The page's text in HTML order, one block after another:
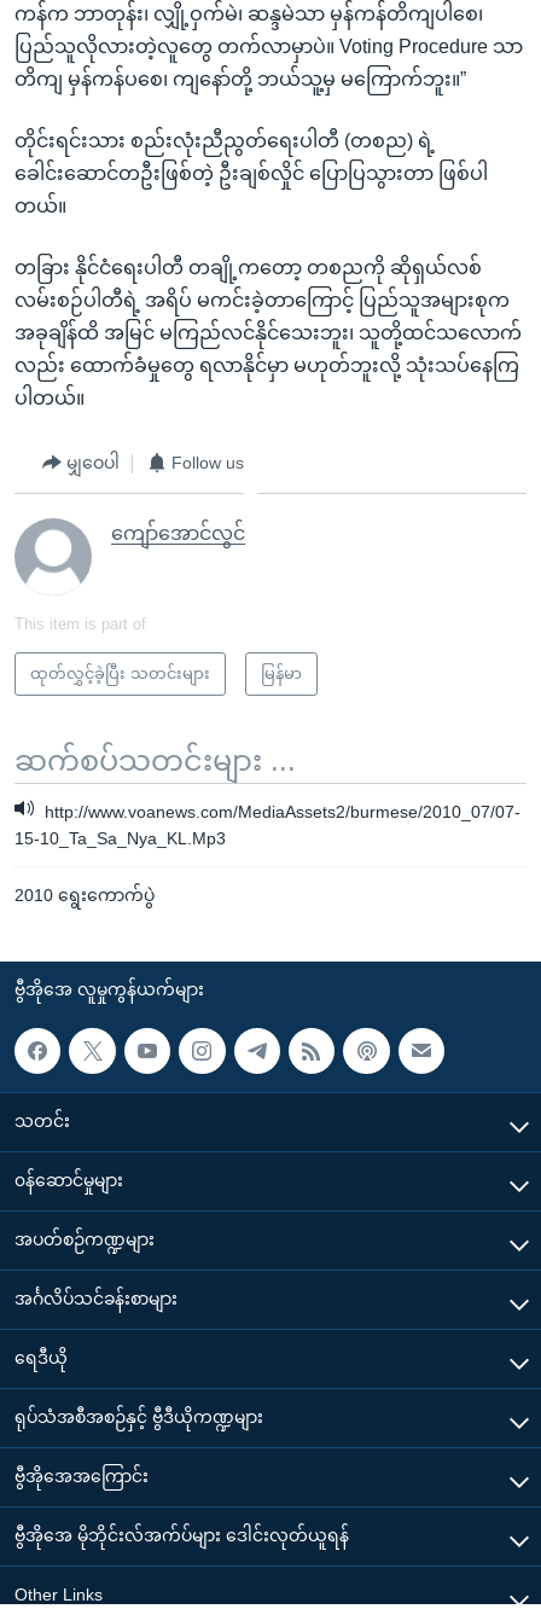
ကန်က ဘာတုန်း၊ လျှို့ဝှက်မဲ၊ ဆန္ဒမဲသာ မှန်ကန်တိကျပါစေ၊
ပြည်သူလိုလားတဲ့လူတွေ တက်လာမှာပဲ။ Voting Procedure သာ
တိကျ မှန်ကန်ပစေ၊ ကျနော်တို့ ဘယ်သူ့မှ မကြောက်ဘူး။”
တိုင်းရင်းသား စည်းလုံးညီညွတ်ရေးပါတီ (တစည) ရဲ့
ခေါင်းဆောင်တဦးဖြစ်တဲ့ ဦးချစ်လှိုင် ပြောပြသွားတာ ဖြစ်ပါ
တယ်။
တခြား နိုင်ငံရေးပါတီ တချို့ကတော့ တစညကို ဆိုရှယ်လစ်
လမ်းစဉ်ပါတီရဲ့ အရိပ် မကင်းခဲ့တာကြောင့် ပြည်သူအများစုက
အခုချိန်ထိ အမြင် မကြည်လင်နိုင်သေးဘူး၊ သူတို့ထင်သလောက်
လည်း ထောက်ခံမှုတွေ ရလာနိုင်မှာ မဟုတ်ဘူးလို့ သုံးသပ်နေကြ
ပါတယ်။
မျှဝေပါ Follow us
ကျော်အောင်လွင်
This item is part of
ထုတ်လွှင့်ခဲ့ပြီး သတင်းများ မြန်မာ
ဆက်စပ်သတင်းများ ...
http://www.voanews.com/MediaAssets2/burmese/2010_07/07-
15-10_Ta_Sa_Nya_KL.Mp3
2010 ရွေးကောက်ပွဲ
ဗွီအိုအေ လူမှုကွန်ယက်များ
သတင်း
၀န်ဆောင်မှုများ
အပတ်စဉ်ကဏ္ဍများ
အင်္ဂလိပ်သင်ခန်းစာများ
ရေဒီယို
ရုပ်သံအစီအစဉ်နှင့် ဗွီဒီယိုကဏ္ဍများ
ဗွီအိုအေအကြောင်း
ဗွီအိုအေ မိုဘိုင်းလ်အက်ပ်များ ဒေါင်းလုတ်ယူရန်
Other Links